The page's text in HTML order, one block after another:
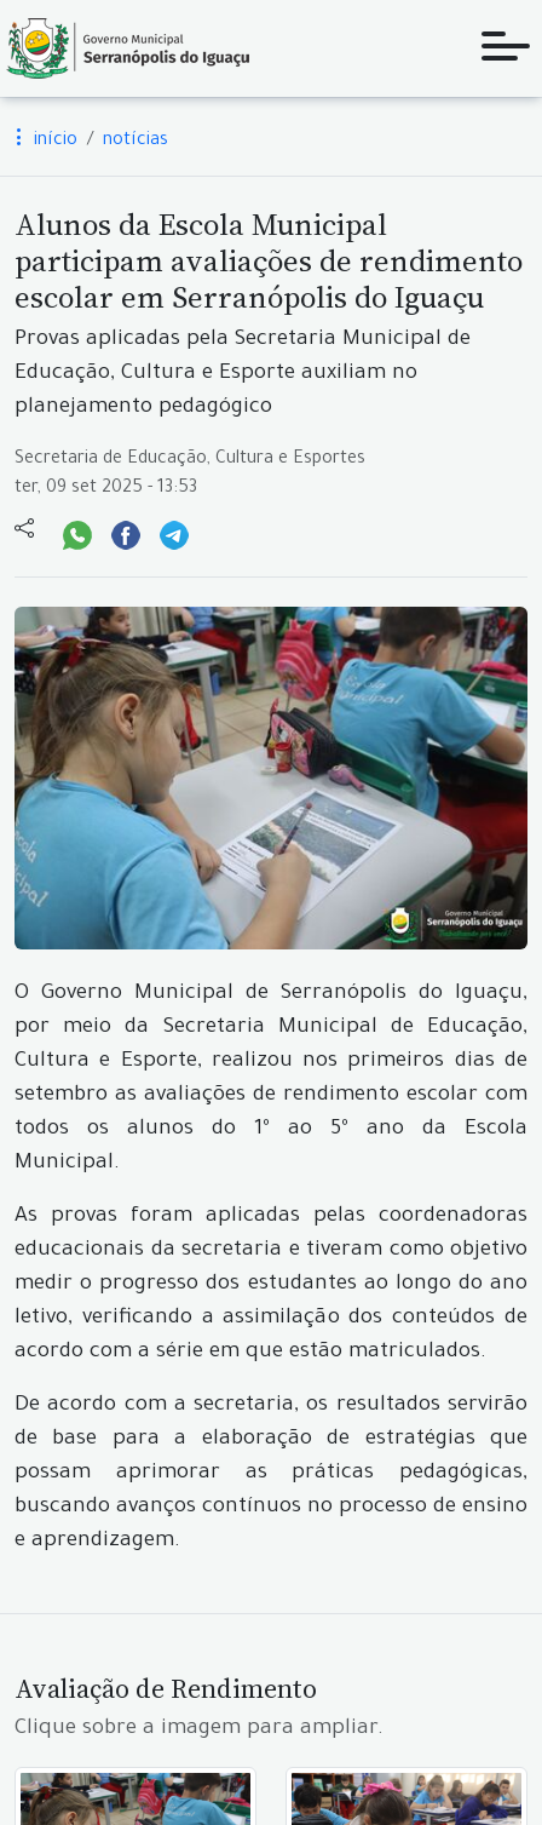
início notícias
Alunos da Escola Municipal
participam avaliações de rendimento
escolar em Serranópolis do Iguaçu
Provas aplicadas pela Secretaria Municipal de
Educação, Cultura e Esporte auxiliam no
planejamento pedagógico
Secretaria de Educação, Cultura e Esportes
ter, 09 set 2025 - 13:53
O Governo Municipal de Serranópolis do Iguaçu,
por meio da Secretaria Municipal de Educação,
Cultura e Esporte, realizou nos primeiros dias de
setembro as avaliações de rendimento escolar com
todos os alunos do 1º ao 5º ano da Escola
Municipal.
As provas foram aplicadas pelas coordenadoras
educacionais da secretaria e tiveram como objetivo
medir o progresso dos estudantes ao longo do ano
letivo, verificando a assimilação dos conteúdos de
acordo com a série em que estão matriculados.
De acordo com a secretaria, os resultados servirão
de base para a elaboração de estratégias que
possam aprimorar as práticas pedagógicas,
buscando avanços contínuos no processo de ensino
e aprendizagem.
Avaliação de Rendimento
Clique sobre a imagem para ampliar.